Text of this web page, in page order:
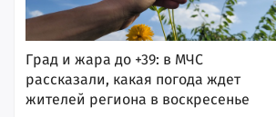
Град и жара до +39: в МЧС
рассказали, какая погода ждет
жителей региона в воскресенье